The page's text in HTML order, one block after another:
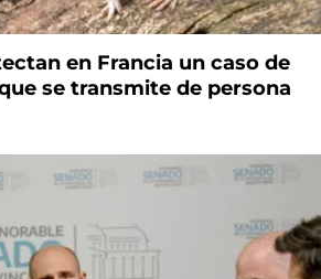
en Francia un caso de
se transmite de persona